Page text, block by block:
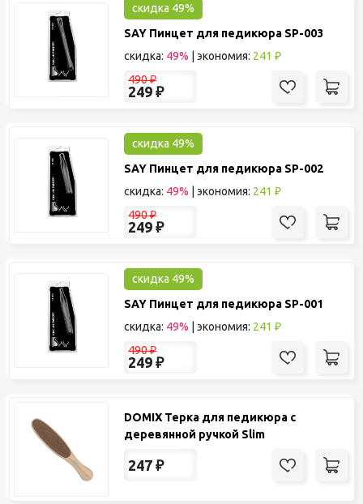
скидка 49%
SAY Пинцет для педикюра SP-003
скидка: 49% |экономия: 241 ₽
490₽
249 ₽
скидка 49%
SAY Пинцет для педикюра SP-002
скидка: 49% |экономия: 241 ₽
490₽
249 ₽
скидка 49%
SAY Пинцет для педикюра SP-001
скидка: 49% |экономия: 241 ₽
490₽
249 ₽
DOMIX Терка для педикюра с
деревянной ручкой Slim
247 ₽